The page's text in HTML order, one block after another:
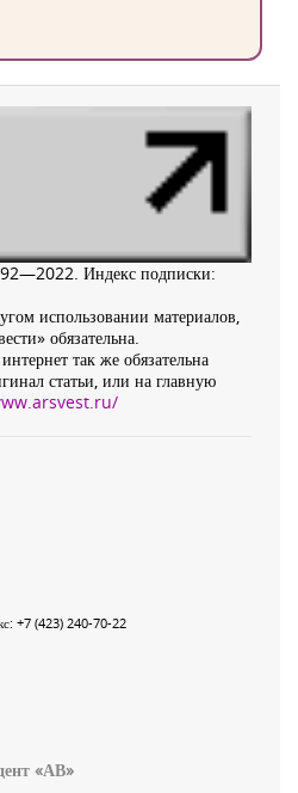
Индекс подписки:
использовании материалов,
обязательна.
так же обязательна
статьи, или на главную
+7 (423) 240-70-22
«АВ»